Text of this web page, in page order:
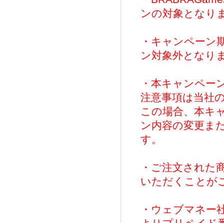
ンの対象となり
・キャンペーン
ン対象外となり
・本キャンペー
注意事項は当社
この場合、本キ
ン内容の変更ま
す。
・ご注文された
いただくことが
・ウェブマネー